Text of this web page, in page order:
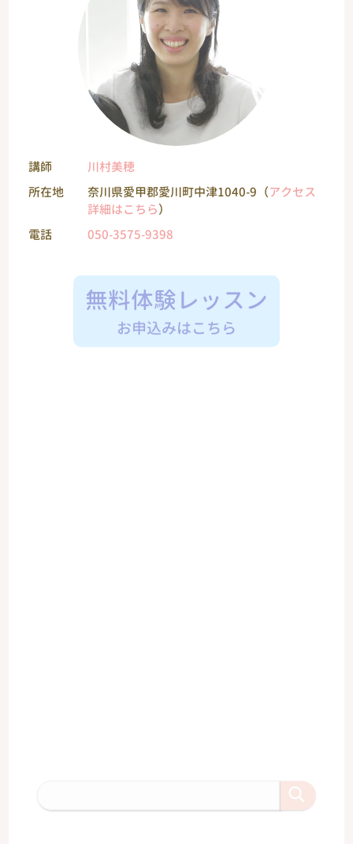
講師
川村美穂
所在地
奈川県愛甲郡愛川町中津1040-9（アクセス
詳細はこちら）
電話
050-3575-9398
無料体験レッスン
お申込みはこちら